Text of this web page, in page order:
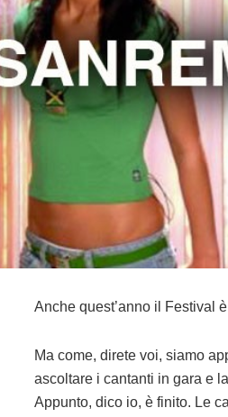
Anche quest’anno il Festival
Ma come, direte voi, siamo
ascoltare i cantanti in gara e
Appunto, dico io, è finito. Le